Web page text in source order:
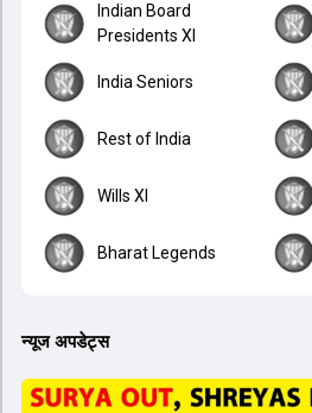
Indian Board
Presidents XI
India Seniors
Rest of India
Wills XI
Bharat Legends
न्यूज अपडेट्स